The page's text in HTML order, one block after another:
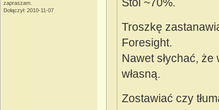
zapraszam.
Dołączył: 2010-11-07
Stoi ~70%.
Troszkę
Foresight.
Nawet słychać,
własną.
Zostawiać czy